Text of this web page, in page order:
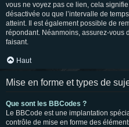
vous ne voyez pas ce lien, cela
désactivée ou que l’intervalle de
atteint. Il est également possible de
répondant. Néanmoins, assurez-vous
faisant.
Haut
Mise en forme et types de
Que sont les BBCodes ?
Le BBCode est une implantation
contrôle de mise en forme des